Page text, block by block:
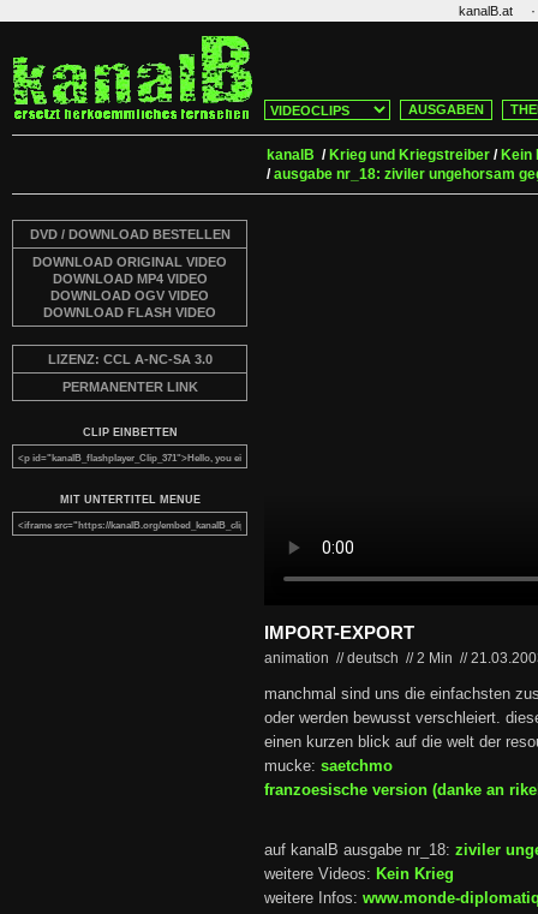
kanalB.at ·
AUSGABEN
kanalB / Krieg und Kriegstreiber / Kein
/ausgabe nr_18: ziviler ungehorsam
DVD / DOWNLOAD BESTELLEN
DOWNLOAD ORIGINAL VIDEO
DOWNLOAD MP4 VIDEO
DOWNLOAD OGV VIDEO
DOWNLOAD FLASH VIDEO
LIZENZ: CCL A-NC-SA 3.0
PERMANENTER LINK
CLIP EINBETTEN
MIT UNTERTITEL MENUE
IMPORT-EXPORT
animation // deutsch //2 Min //
manchmal sind uns die einfachsten
oder werden bewusst verschleiert.
einen kurzen blick auf die welt der
mucke: saetchmo
franzoesische version (danke an
auf kanalB ausgabe nr_18: ziviler
weitere Videos: Kein Krieg
weitere Infos: www.monde-